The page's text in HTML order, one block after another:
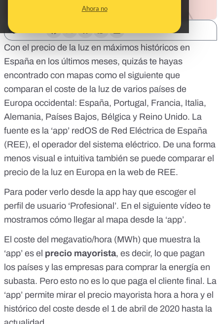
Ahora no
Con el precio de la luz en máximos históricos en
España en los últimos meses, quizás te hayas
encontrado con mapas como el siguiente que
comparan el coste de la luz de varios países de
Europa occidental: España, Portugal, Francia, Italia,
Alemania, Países Bajos, Bélgica y Reino Unido. La
fuente es la ‘app’ redOS de Red Eléctrica de España
(REE), el operador del sistema eléctrico. De una forma
menos visual e intuitiva también se puede comparar el
precio de la luz en Europa en la web de REE.
Para poder verlo desde la app hay que escoger el
perfil de usuario ‘Profesional’. En el siguiente vídeo te
mostramos cómo llegar al mapa desde la ‘app’.
El coste del megavatio/hora (MWh) que muestra la
‘app’ es el precio mayorista, es decir, lo que pagan
los países y las empresas para comprar la energía en
subasta. Pero esto no es lo que paga el cliente final. La
‘app’ permite mirar el precio mayorista hora a hora y el
histórico del coste desde el 1 de abril de 2020 hasta la